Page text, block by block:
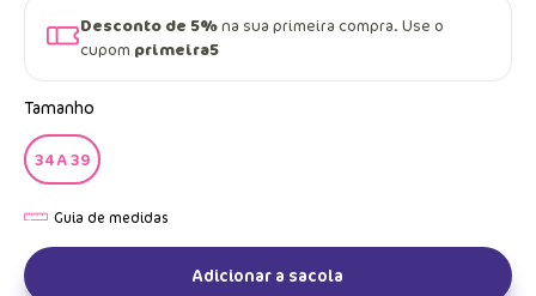
Desconto de 5%na sua primeira compra. Use o
cupom primeira5
Tamanho
34 A 39
Adicionar a sacola